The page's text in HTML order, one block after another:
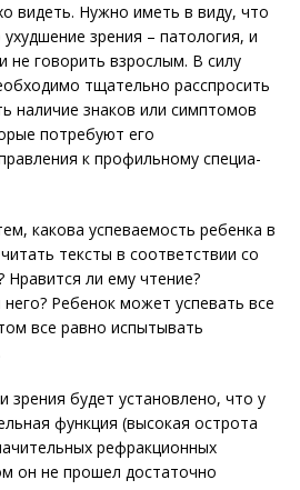
видеть. Нужно иметь в виду, что
зрения – патология, и
не говорить взрослым. В силу
тщательно расспросить
наличие знаков или симп­томов
потребуют его
к профильному специа­
какова успевае­мость ребенка в
тексты в соответствии со
ли ему чтение?
Ребенок может успевать все
все равно испытывать
зрения будет установлено, что у
функция (высокая острота
рефракционных
он не прошел достаточно